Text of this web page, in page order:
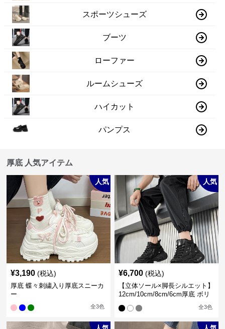
スポーツシューズ
ブーツ
ローファー
ルームシューズ
ハイカット
パンプス
厚底 人気アイテム
人気
¥3,190 (税込)
厚底 蝶々刺繍入り厚底スニーカ
ー
全3色
人気
¥6,700 (税込)
【立体ソール×脚長シルエット】
12cm/10cm/8cm/6cm厚底 ボリ
ュームソール立体設計ハイカッ
トスニーカー｜スニーカー・ハ
イカット
全3色